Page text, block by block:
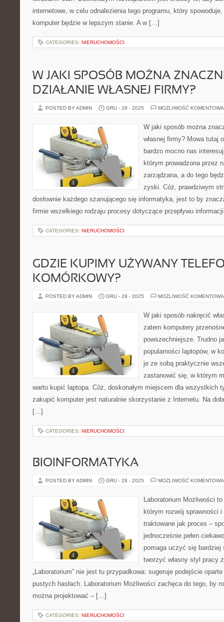
internetowe, w celu odnalezienia tego programu, który
komputer będzie w lepszym stanie. A w […]
CATEGORIES: NIERUCHOMOŚCI
W JAKI SPOSÓB MOŻNA
DZIAŁANIE WŁASNEJ FIRMY?
POSTED BY ADMIN GRU - 29 - 2025 MOŻLIWOŚĆ
W jaki sposób można
własnej firmy? Mowa tutaj
bardzo mocno nas
którym prowadzona przez
zarządzana, a do tego
zyski. Cóż, prawdziwym
dosłownie każdego szanującego się informatyka, jest to by
firmie wszelkiego rodzaju procesy dotyczące przepływu
CATEGORIES: NIERUCHOMOŚCI
GDZIE KUPIMY UŻYWANY
KOMÓRKOWY?
POSTED BY ADMIN GRU - 28 - 2025 MOŻLIWOŚĆ
W jaki sposób nakręcić
zatem komputery
powszechniejsze. Trudno
popularności laptopów, w
je ze sobą praktycznie
zastanowić się, w którym
warto kupić laptopa. Cóż, doskonałym miejscem dla wszystkich
zakupić komputer jest naturalnie skorzystanie z Internetu. Na
[…]
CATEGORIES: NIERUCHOMOŚCI
BIOINFORMATYKA
POSTED BY ADMIN GRU - 28 - 2025 MOŻLIWOŚĆ
Laboratorium Możliwości
którym rozwój sprawności
traktowane jak proces –
jednocześnie pełen
pomaga uczyć się bardziej
tworzyć własny styl pracy
„Laboratorium” nie jest tu przypadkowa: sugeruje podejście
pustych hasłach. Laboratorium Możliwości zachęca do tego, by
można projektować – […]
CATEGORIES: NIERUCHOMOŚCI